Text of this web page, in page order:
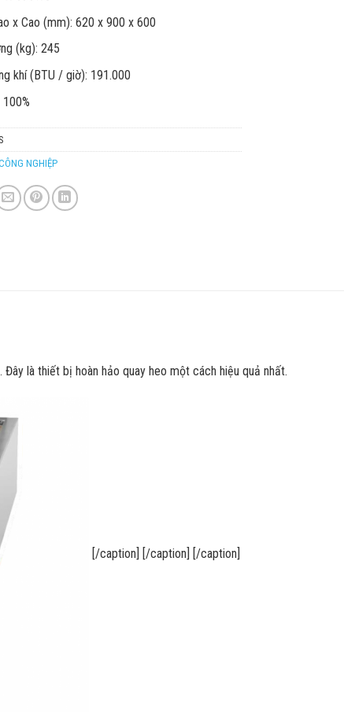
x Cao (mm): 620 x 900 x 600
(kg): 245
khí (BTU / giờ): 191.000
NGHIỆP
là thiết bị hoàn hảo quay heo một cách hiệu quả nhất.
[/caption] [/caption] [/caption]